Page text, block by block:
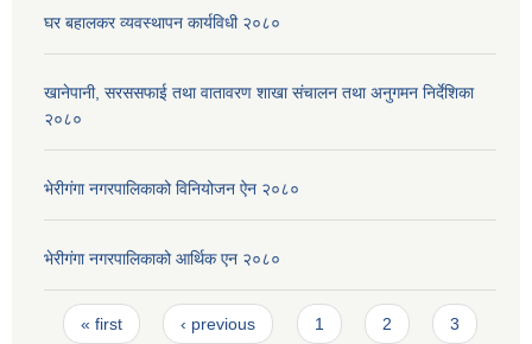
घर बहालकर व्यवस्थापन कार्यविधी २०८०
खानेपानी, सरससफाई तथा वातावरण शाखा संचालन तथा अनुगमन निर्देशिका
२०८०
भेरीगंगा नगरपालिकाको विनियोजन ऐन २०८०
भेरीगंगा नगरपालिकाको आर्थिक एन २०८०
Pages
« first ‹ previous 1 2 3